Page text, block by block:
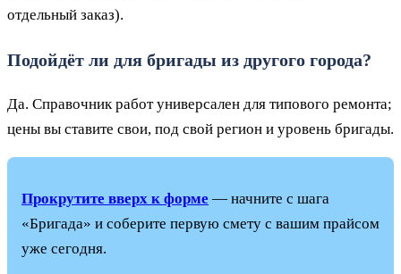
отдельный заказ).
Подойдёт ли для бригады из другого города?
Да. Справочник работ универсален для типового ремонта;
цены вы ставите свои, под свой регион и уровень бригады.
Прокрутите вверх к форме — начните с шага
«Бригада» и соберите первую смету с вашим прайсом
уже сегодня.